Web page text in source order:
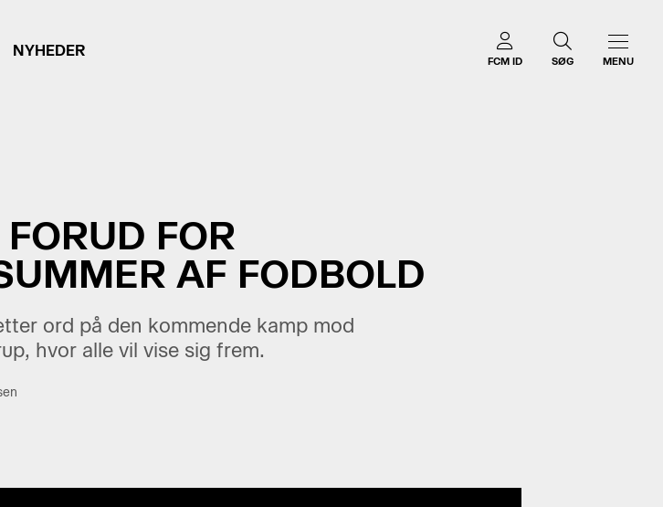
NYHEDER
FCM ID SØG MENU
FOR
AF FODBOLD
ord på den kommende kamp mod
hvor alle vil vise sig frem.